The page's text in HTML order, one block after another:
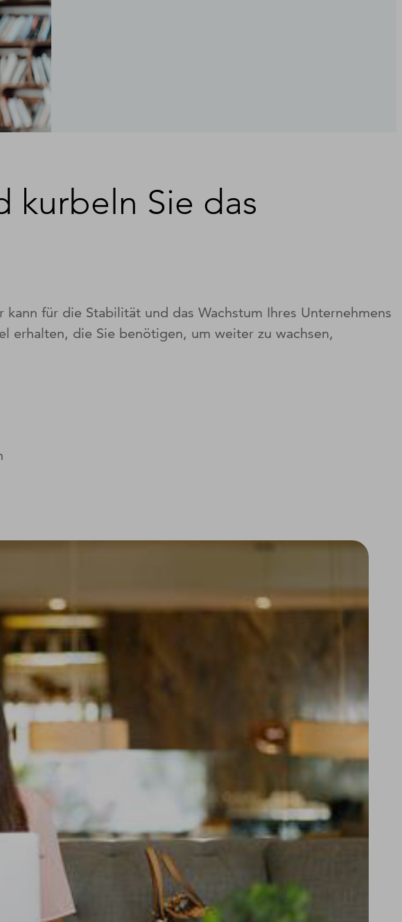
kurbeln Sie das
für die Stabilität und das Wachstum Ihres Unternehmens
erhalten, die Sie benötigen, um weiter zu wachsen,